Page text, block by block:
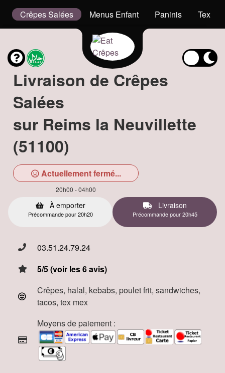
Crêpes Salées Menus Enfant Paninis Tex
Livraison de Crêpes
Salées
sur Reims la Neuvillette
(51100)
Actuellement fermé...
20h00 - 04h00
À emporter
Précommande pour 20h20
Livraison
Précommande pour 20h45
03.51.24.79.24
5/5 (voir les 6 avis)
Crêpes, halal, kebabs, poulet frit, sandwiches,
tacos, tex mex
Moyens de paiement :